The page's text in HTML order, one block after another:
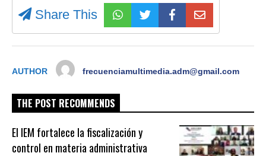
Share This
AUTHOR frecuenciamultimedia.adm@gmail.com
THE POST RECOMMENDS
El IEM fortalece la fiscalización y
control en materia administrativa